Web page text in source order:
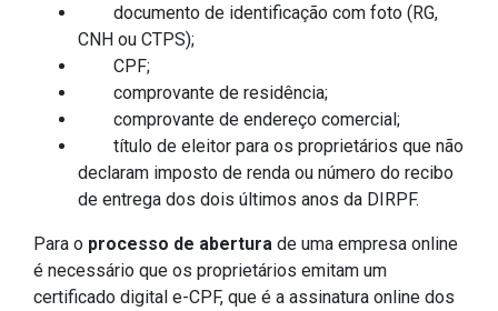
documento de identificação com foto (RG,
CNH ou CTPS);
CPF;
comprovante de residência;
comprovante de endereço comercial;
título de eleitor para os proprietários que não
declaram imposto de renda ou número do recibo
de entrega dos dois últimos anos da DIRPF.
Para o processo de abertura de uma empresa online
é necessário que os proprietários emitam um
certificado digital e-CPF, que é a assinatura online dos